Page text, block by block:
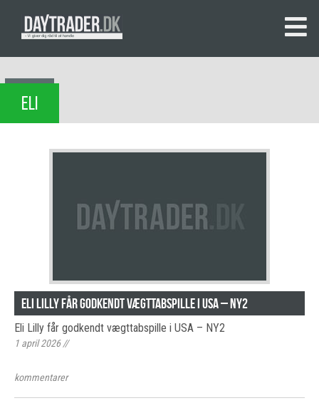
ELI
Eli Lilly får godkendt vægttabspille i USA – NY2
Eli Lilly får godkendt vægttabspille i USA – NY2
1 april 2026//
kommentarer